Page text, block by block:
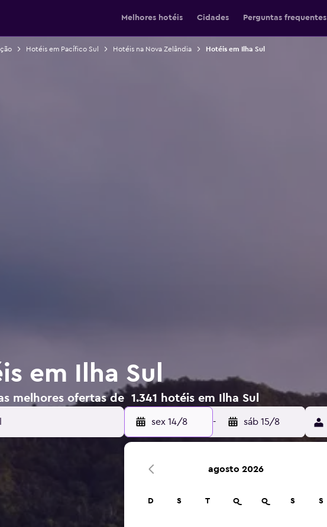
Melhores hotéis Cidades Perguntas frequentes
Hotéis em Pacífico Sul Hotéis na Nova Zelândia Hotéis em Ilha Sul
em Ilha Sul
melhores ofertas de 1.341 hotéis em Ilha Sul
sex 14/8 - sáb 15/8
agosto 2026
D S T Q Q S S